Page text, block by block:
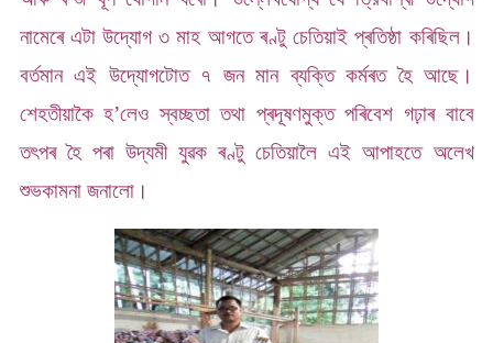
নামেৰে এটা উদ্যোগ ৩ মাহ আগতে ৰণ্টু চেতিয়াই প্ৰতিষ্ঠা কৰিছিল।
বৰ্তমান এই উদ্যোগটোত ৭ জন মান ব্যক্তি কৰ্মৰত হৈ আছে।
শেহতীয়াকৈ হ’লেও স্বচ্ছতা তথা প্ৰদূষণমুক্ত পৰিবেশ গঢ়াৰ বাবে
তৎপৰ হৈ পৰা উদ্যমী যুৱক ৰণ্টু চেতিয়ালৈ এই আপাহতে অলেখ
শুভকামনা জনালো।